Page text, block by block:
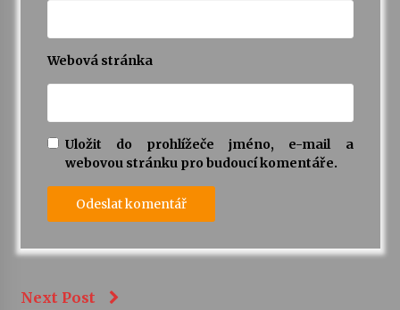
Webová stránka
Uložit do prohlížeče jméno, e-mail a
webovou stránku pro budoucí komentáře.
Next Post